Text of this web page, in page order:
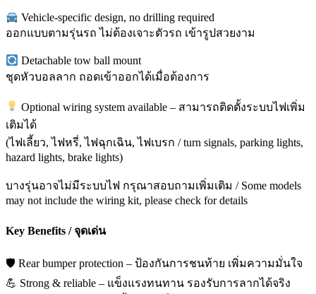
Vehicle-specific design, no drilling required
ออกแบบตามรุ่นรถ ไม่ต้องเจาะตัวรถ เข้ารูปสวยงาม
Detachable tow ball mount
ชุดหัวบอลลาก ถอดเข้าออกได้เมื่อต้องการ
Optional wiring system available – สามารถติดตั้งระบบไฟเพิ่ม
เติมได้
(ไฟเลี้ยว, ไฟหรี่, ไฟฉุกเฉิน, ไฟเบรก / turn signals, parking lights,
hazard lights, brake lights)
บางรุ่นอาจไม่มีระบบไฟ กรุณาสอบถามเพิ่มเติม / Some models
may not include the wiring kit, please check for details
Key Benefits / จุดเด่น
🛡️ Rear bumper protection – ป้องกันการชนท้าย เพิ่มความมั่นใจ
💪 Strong & reliable – แข็งแรงทนทาน รองรับการลากได้จริง